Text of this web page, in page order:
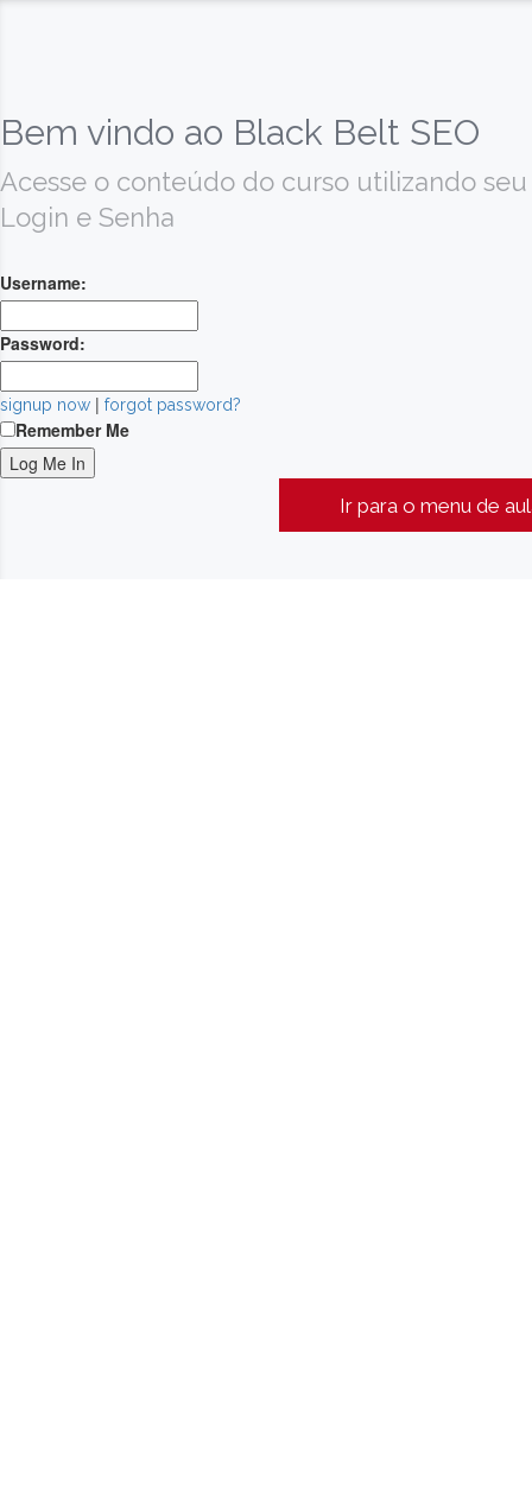
Bem vindo ao Black Belt SEO
Acesse o conteúdo do curso utilizando seu
Login e Senha
Username:
Password:
signup now | forgot password?
Remember Me
Ir para o menu de